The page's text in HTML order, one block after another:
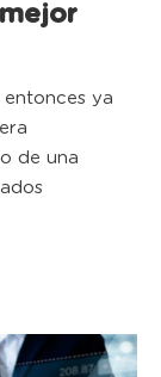
entonces ya
de una